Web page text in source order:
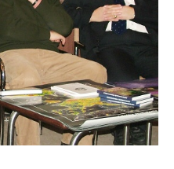
e
v
a
c
o
v